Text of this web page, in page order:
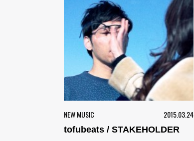
NEW MUSIC 2015.03.24
tofubeats / STAKEHOLDER